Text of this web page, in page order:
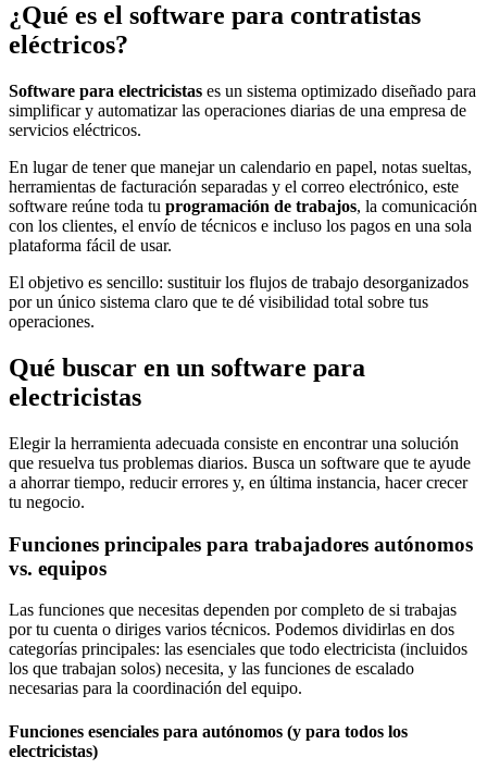
¿Qué es el software para contratistas
eléctricos?
Software para electricistas es un sistema optimizado diseñado para
simplificar y automatizar las operaciones diarias de una empresa de
servicios eléctricos.
En lugar de tener que manejar un calendario en papel, notas sueltas,
herramientas de facturación separadas y el correo electrónico, este
software reúne toda tu programación de trabajos, la comunicación
con los clientes, el envío de técnicos e incluso los pagos en una sola
plataforma fácil de usar.
El objetivo es sencillo: sustituir los flujos de trabajo desorganizados
por un único sistema claro que te dé visibilidad total sobre tus
operaciones.
Qué buscar en un software para
electricistas
Elegir la herramienta adecuada consiste en encontrar una solución
que resuelva tus problemas diarios. Busca un software que te ayude
a ahorrar tiempo, reducir errores y, en última instancia, hacer crecer
tu negocio.
Funciones principales para trabajadores autónomos
vs. equipos
Las funciones que necesitas dependen por completo de si trabajas
por tu cuenta o diriges varios técnicos. Podemos dividirlas en dos
categorías principales: las esenciales que todo electricista (incluidos
los que trabajan solos) necesita, y las funciones de escalado
necesarias para la coordinación del equipo.
Funciones esenciales para autónomos (y para todos los
electricistas)